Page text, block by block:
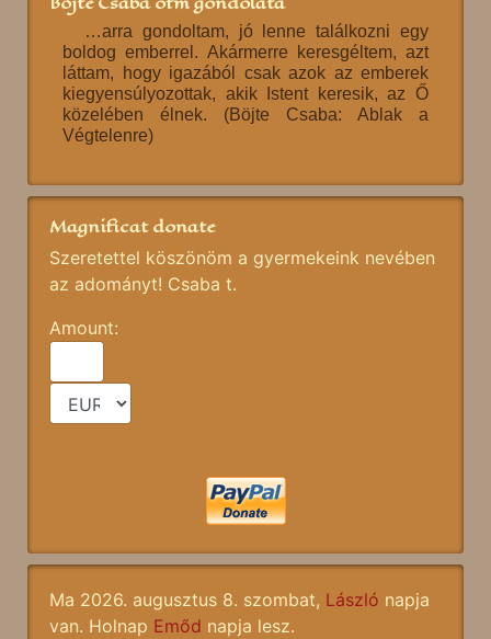
…arra gondoltam, jó lenne találkozni egy
boldog emberrel. Akármerre keresgéltem, azt
láttam, hogy igazából csak azok az emberek
kiegyensúlyozottak, akik Istent keresik, az Ő
közelében élnek. (Böjte Csaba: Ablak a
Végtelenre)
Magnificat donate
Szeretettel köszönöm a gyermekeink nevében
az adományt! Csaba t.
Amount:
Ma 2026. augusztus 8. szombat, László napja
van. Holnap Emőd napja lesz.